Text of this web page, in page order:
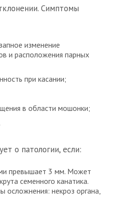
Симптомы
изменение
и расположения парных
при касании;
в области мошонки;
о патологии, если:
превышает 3 мм. Может
семенного канатика.
осложнения: некроз органа,